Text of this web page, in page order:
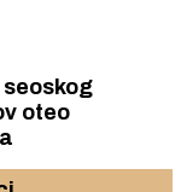
seoskog